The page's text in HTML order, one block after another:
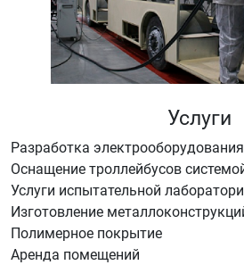
Услуги
Разработка электрооборудования
Оснащение троллейбусов
Услуги испытательной
Изготовление
Полимерное покрытие
Аренда помещений